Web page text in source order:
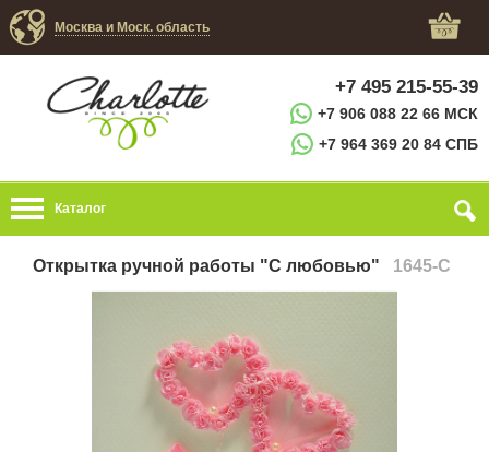
Москва и Моск. область
+7 495 215-55-39
+7 906 088 22 66 МСК
+7 964 369 20 84 СПБ
Каталог
Открытка ручной работы "С любовью" 1645-C